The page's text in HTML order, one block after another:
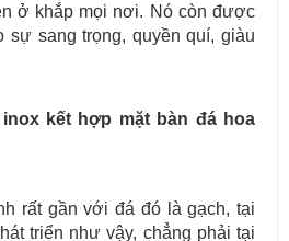
ở khắp mọi nơi. Nó còn được
sang trọng, quyền quí, giàu
kết hợp mặt bàn đá hoa
rất gần với đá đó là gạch, tại
triển như vậy, chẳng phải tại